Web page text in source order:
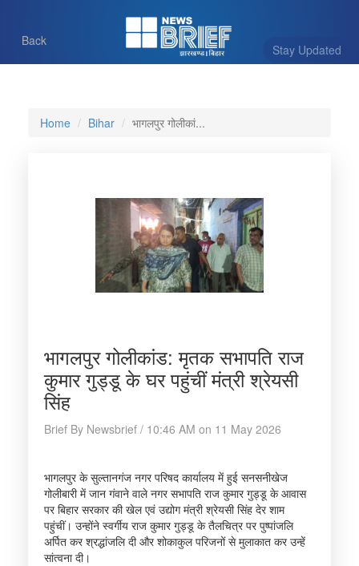
Stay Updated
Back
Home Bihar भागलपुर गोलीकां...
भागलपुर गोलीकांड: मृतक सभापति राज
कुमार गुड्डू के घर पहुंचीं मंत्री श्रेयसी
सिंह
Brief By Newsbrief / 10:46 AM on 11 May 2026
भागलपुर के सुल्तानगंज नगर परिषद कार्यालय में हुई सनसनीखेज
गोलीबारी में जान गंवाने वाले नगर सभापति राज कुमार गुड्डू के आवास
पर बिहार सरकार की खेल एवं उद्योग मंत्री श्रेयसी सिंह देर शाम
पहुंचीं। उन्होंने स्वर्गीय राज कुमार गुड्डू के तैलचित्र पर पुष्पांजलि
अर्पित कर श्रद्धांजलि दी और शोकाकुल परिजनों से मुलाकात कर उन्हें
सांत्वना दी।